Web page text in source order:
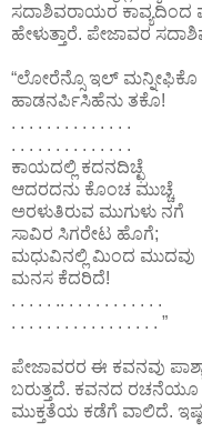
ಸದಾಶಿವರಾಯರ ಕಾವ್ಯದಿಂದ
ಹೇಳುತ್ತಾರೆ. ಪೇಜಾವರ
“ಲೋರೆನ್ಸೊ ಇಲ್ ಮನ್ನೀಫಿಕೊ
ಹಾಡನರ್ಪಿಸಿಹೆನು ತಕೊ!
. . . . . . . . . . . . . .
. . . . . . . . . . . . . .
ಕಾಯದಲ್ಲಿ ಕದನದಿಚ್ಛೆ
ಆದರದನು ಕೊಂಚ ಮುಚ್ಚೆ
ಅರಳುತಿರುವ ಮುಗುಳು ನಗೆ
ಸಾವಿರ ಸಿಗರೇಟ ಹೊಗೆ;
ಮಧುವಿನಲ್ಲಿ ಮಿಂದ ಮುದವು
ಮನಸ ಕೆದರಿದೆ!
. . . . . .. . . . . . . . . . . .
. . . . . . . . . . . . . . . . . ”
ಪೇಜಾವರರ ಈ ಕವನವು
ಬರುತ್ತದೆ. ಕವನದ ರಚನೆಯೂ
ಮುಕ್ತತೆಯ ಕಡೆಗೆ ವಾಲಿದೆ.